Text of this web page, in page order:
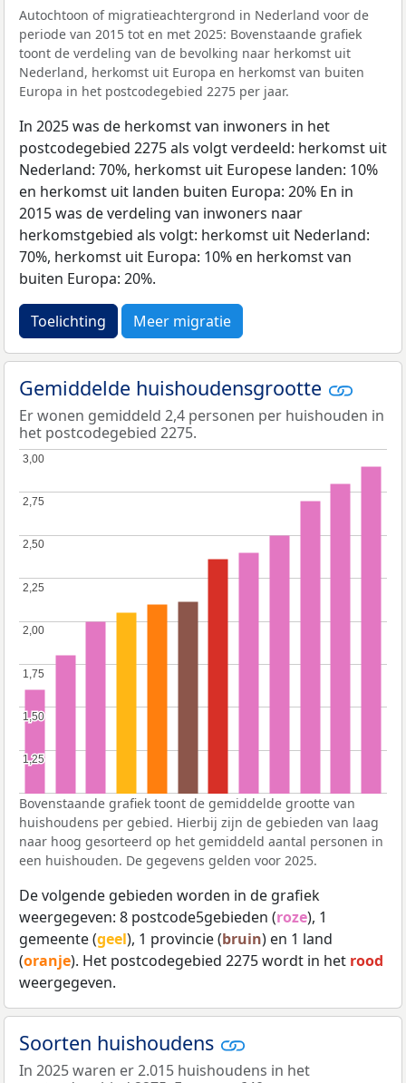
Autochtoon of migratieachtergrond in Nederland voor de
periode van 2015 tot en met 2025: Bovenstaande grafiek
toont de verdeling van de bevolking naar herkomst uit
Nederland, herkomst uit Europa en herkomst van buiten
Europa in het postcodegebied 2275 per jaar.
In 2025 was de herkomst van inwoners in het
postcodegebied 2275 als volgt verdeeld: herkomst uit
Nederland: 70%, herkomst uit Europese landen: 10%
en herkomst uit landen buiten Europa: 20% En in
2015 was de verdeling van inwoners naar
herkomstgebied als volgt: herkomst uit Nederland:
70%, herkomst uit Europa: 10% en herkomst van
buiten Europa: 20%.
Toelichting Meer migratie
Gemiddelde huishoudensgrootte
Er wonen gemiddeld 2,4 personen per huishouden in
het postcodegebied 2275.
1,25
1,25
1,50
1,50
1,75
1,75
2,00
2,00
2,25
2,25
2,50
2,50
2,75
2,75
3,00
3,00
Bovenstaande grafiek toont de gemiddelde grootte van
huishoudens per gebied. Hierbij zijn de gebieden van laag
naar hoog gesorteerd op het gemiddeld aantal personen in
een huishouden. De gegevens gelden voor 2025.
De volgende gebieden worden in de grafiek
weergegeven: 8 postcode5gebieden (roze), 1
gemeente (geel), 1 provincie (bruin) en 1 land
(oranje). Het postcodegebied 2275 wordt in het rood
weergegeven.
Soorten huishoudens
In 2025 waren er 2.015 huishoudens in het